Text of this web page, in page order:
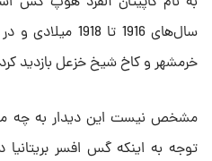
سال‌های 1916 تا
خرمشهر و کاخ شیخ خزعل بازدید
مشخص نیست این دیدار به چه
توجه به اینکه گس افسر بریتانیا